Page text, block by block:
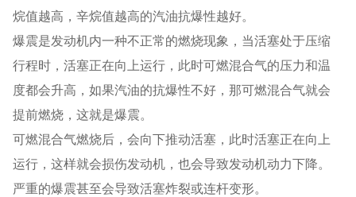
烷值越高，辛烷值越高的汽油抗爆性越好。
爆震是发动机内一种不正常的燃烧现象，当活塞处于压缩
行程时，活塞正在向上运行，此时可燃混合气的压力和温
度都会升高，如果汽油的抗爆性不好，那可燃混合气就会
提前燃烧，这就是爆震。
可燃混合气燃烧后，会向下推动活塞，此时活塞正在向上
运行，这样就会损伤发动机，也会导致发动机动力下降。
严重的爆震甚至会导致活塞炸裂或连杆变形。